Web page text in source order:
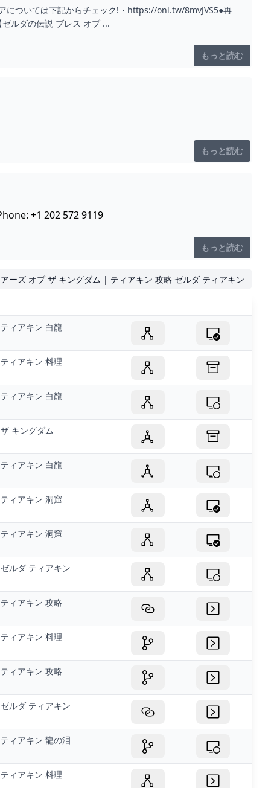
については下記からチェック!・https://onl.tw/8mvJVS5●再
ルダの伝説 ブレス オブ ...
もっと読む
もっと読む
+1 202 572 9119
もっと読む
ーズ オブ ザ キングダム | ティアキン 攻略 ゼルダ ティアキン
ティアキン 白龍
ティアキン 料理
ティアキン 白龍
ザ キングダム
ティアキン 白龍
ティアキン 洞窟
ティアキン 洞窟
ゼルダ ティアキン
ティアキン 攻略
ティアキン 料理
ティアキン 攻略
ゼルダ ティアキン
ティアキン 龍の泪
ティアキン 料理